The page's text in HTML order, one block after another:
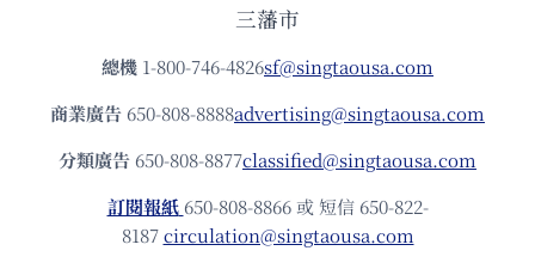
三藩市
總機 1-800-746-4826sf@singtaousa.com
商業廣告 650-808-8888advertising@singtaousa.com
分類廣告 650-808-8877classified@singtaousa.com
訂閱報紙 650-808-8866 或 短信 650-822-
8187circulation@singtaousa.com